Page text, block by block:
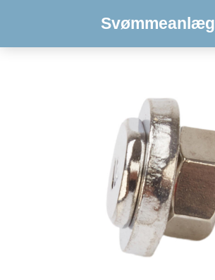
Svømmeanlæg